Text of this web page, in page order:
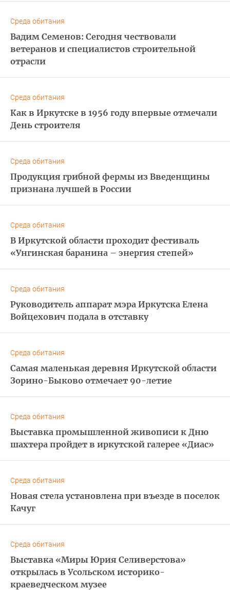
Среда обитания
Вадим Семенов: Сегодня чествовали
ветеранов и специалистов строительной
отрасли
Среда обитания
Как в Иркутске в 1956 году впервые отмечали
День строителя
Среда обитания
Продукция грибной фермы из Введенщины
признана лучшей в России
Среда обитания
В Иркутской области проходит фестиваль
«Унгинская баранина – энергия степей»
Среда обитания
Руководитель аппарат мэра Иркутска Елена
Войцехович подала в отставку
Среда обитания
Самая маленькая деревня Иркутской области
Зорино-Быково отмечает 90-летие
Среда обитания
Выставка промышленной живописи к Дню
шахтера пройдет в иркутской галерее «Диас»
Среда обитания
Новая стела установлена при въезде в поселок
Качуг
Среда обитания
Выставка «Миры Юрия Селиверстова»
открылась в Усольском историко-
краеведческом музее